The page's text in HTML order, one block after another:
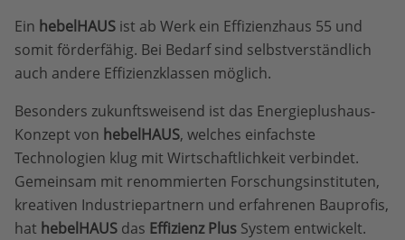
Ein hebelHAUS ist ab Werk ein Effizienzhaus 55 und
somit förderfähig. Bei Bedarf sind selbstverständlich
auch andere Effizienzklassen möglich.
Besonders zukunftsweisend ist das Energieplushaus-
Konzept von hebelHAUS, welches einfachste
Technologien klug mit Wirtschaftlichkeit verbindet.
Gemeinsam mit renommierten Forschungsinstituten,
kreativen Industriepartnern und erfahrenen Bauprofis,
hat hebelHAUS das Effizienz Plus System entwickelt.